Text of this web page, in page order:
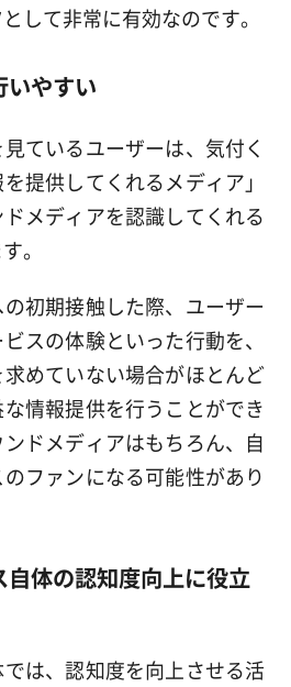
して非常に有効なのです。
いやすい
ているユーザーは、気付く
提供してくれるメディア」
メディアを認識してくれる
。
初期接触した際、ユーザー
スの体験といった行動を、
めていない場合がほとんど
情報提供を行うことができ
ドメディアはもちろん、自
ファンになる可能性があり
自体の認知度向上に役立
は、認知度を向上させる活